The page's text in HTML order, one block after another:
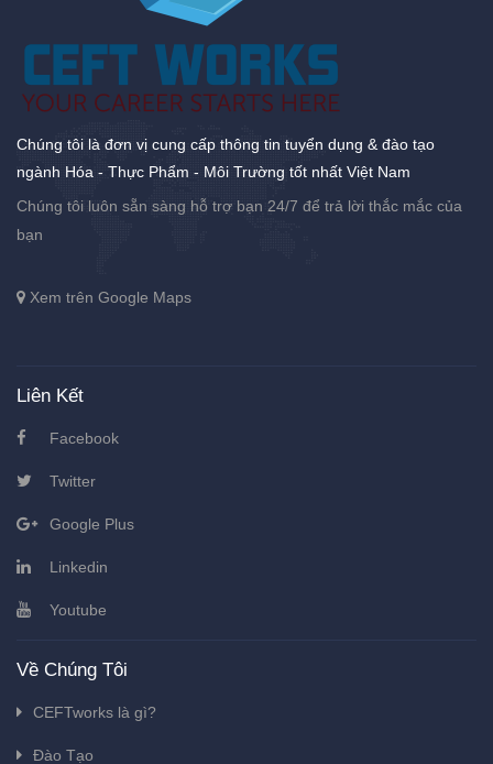
Chúng tôi là đơn vị cung cấp thông tin tuyển dụng & đào tạo
ngành Hóa - Thực Phẩm - Môi Trường tốt nhất Việt Nam
Chúng tôi luôn sẵn sàng hỗ trợ bạn 24/7 để trả lời thắc mắc của
bạn
Xem trên Google Maps
Liên Kết
Facebook
Twitter
Google Plus
Linkedin
Youtube
Về Chúng Tôi
CEFTworks là gì?
Đào Tạo